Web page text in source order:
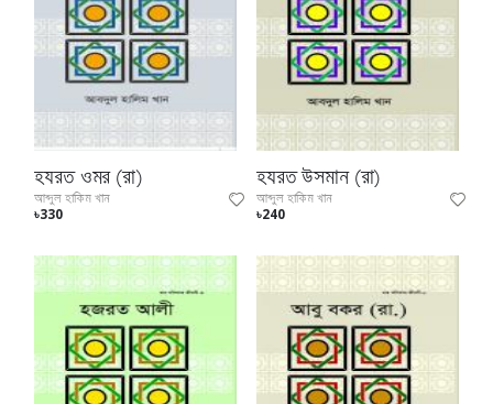
হযরত ওমর (রা)
আব্দুল হাকিম খান
৳330
হযরত উসমান (রা)
আব্দুল হাকিম খান
৳240